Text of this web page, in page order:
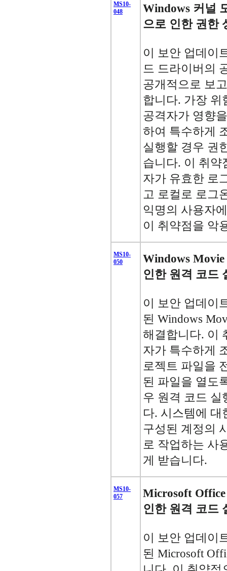
MS10-
048
Windows 커널
으로 인한 권한
이 보안 업데이
드 드라이버의
공개적으로 보
합니다. 가장 위
공격자가 영향
하여 특수하게
실행할 경우 권
습니다. 이 취약
자가 유효한 로
고 로컬로 로그
익명의 사용자
이 취약점을 악
MS10-
050
Windows
인한 원격 코드
이 보안 업데이
된 Windows
해결합니다. 이
자가 특수하게
로젝트 파일을
된 파일을 열도
우 원격 코드 실
다. 시스템에 대
구성된 계정의
로 작업하는 사
게 받습니다.
MS10-
057
Microsoft
인한 원격 코드
이 보안 업데이
된 Microsoft